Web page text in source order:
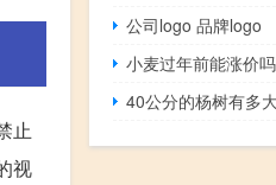
止
视
公司logo 品牌logo
小麦过年前能涨价吗
40公分的杨树有多